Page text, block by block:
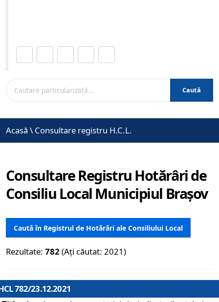
Caută
Acasă \ Consultare registru H.C.L.
Consultare Registru Hotărâri de
Consiliu Local Municipiul Brașov
Caută în Registrul de Hotărâri ale Consiliului Local
Rezultate: 782 (Ați căutat: 2021)
782/23.12.2021